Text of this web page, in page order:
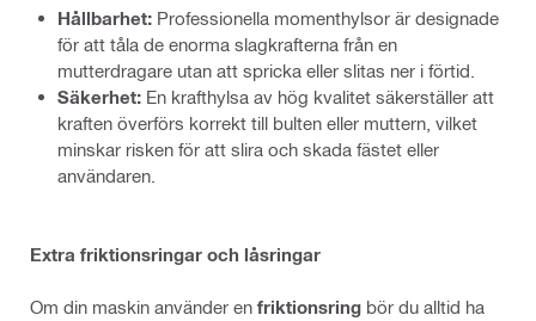
Hållbarhet: Professionella momenthylsor är designade
för att tåla de enorma slagkrafterna från en
mutterdragare utan att spricka eller slitas ner i förtid.
Säkerhet: En krafthylsa av hög kvalitet säkerställer att
kraften överförs korrekt till bulten eller muttern, vilket
minskar risken för att slira och skada fästet eller
användaren.
Extra friktionsringar och låsringar
Om din maskin använder en friktionsring bör du alltid ha